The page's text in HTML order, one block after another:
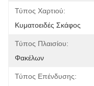
Τύπος Χαρτιού:
Κυματοειδές Σκάφος
Τύπος Πλαισίου:
Φακέλων
Τύπος Επένδυσης: